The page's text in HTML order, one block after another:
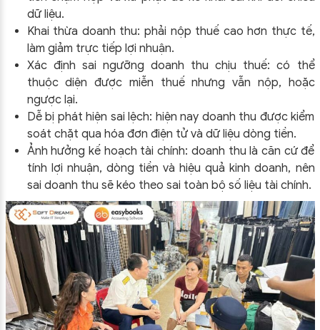
dữ liệu.
Khai thừa doanh thu: phải nộp thuế cao hơn thực tế,
làm giảm trực tiếp lợi nhuận.
Xác định sai ngưỡng doanh thu chịu thuế: có thể
thuộc diện được miễn thuế nhưng vẫn nộp, hoặc
ngược lại.
Dễ bị phát hiện sai lệch: hiện nay doanh thu được kiểm
soát chặt qua hóa đơn điện tử và dữ liệu dòng tiền.
Ảnh hưởng kế hoạch tài chính: doanh thu là căn cứ để
tính lợi nhuận, dòng tiền và hiệu quả kinh doanh, nên
sai doanh thu sẽ kéo theo sai toàn bộ số liệu tài chính.